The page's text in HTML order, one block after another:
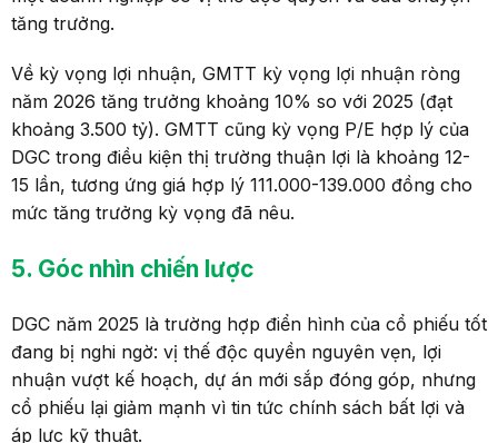
tăng trưởng.
Về kỳ vọng lợi nhuận, GMTT kỳ vọng lợi nhuận ròng
năm 2026 tăng trưởng khoảng 10% so với 2025 (đạt
khoảng 3.500 tỷ). GMTT cũng kỳ vọng P/E hợp lý của
DGC trong điều kiện thị trường thuận lợi là khoảng 12-
15 lần, tương ứng giá hợp lý 111.000-139.000 đồng cho
mức tăng trưởng kỳ vọng đã nêu.
5. Góc nhìn chiến lược
DGC năm 2025 là trường hợp điển hình của cổ phiếu tốt
đang bị nghi ngờ: vị thế độc quyền nguyên vẹn, lợi
nhuận vượt kế hoạch, dự án mới sắp đóng góp, nhưng
cổ phiếu lại giảm mạnh vì tin tức chính sách bất lợi và
áp lực kỹ thuật.